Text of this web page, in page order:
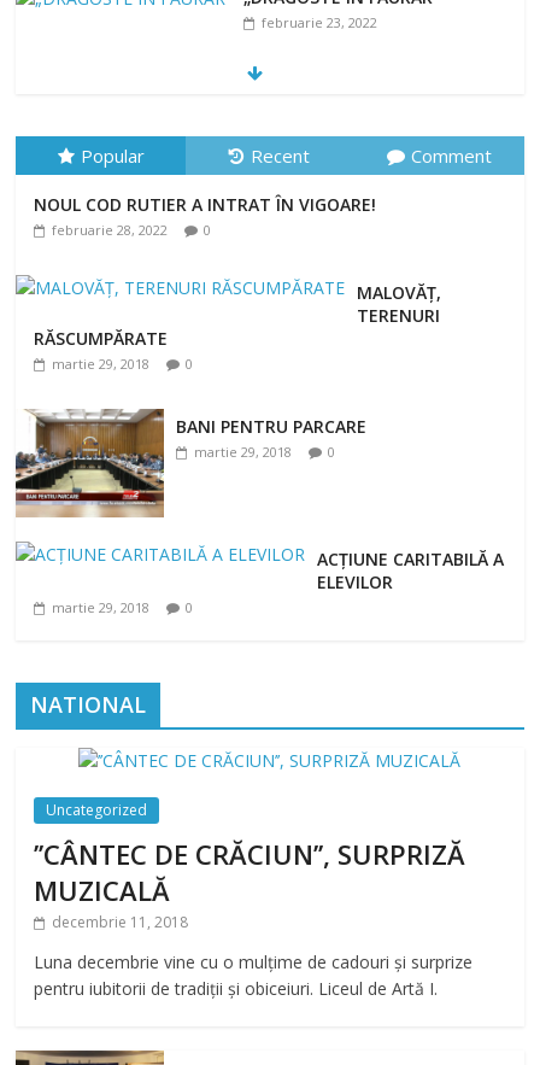
februarie 23, 2022
NOUL COD RUTIER A INTRAT ÎN VIGOARE!
Popular Recent Comment
NOUL COD RUTIER A INTRAT ÎN VIGOARE!
februarie 28, 2022 0
MALOVĂȚ,
TERENURI
RĂSCUMPĂRATE
martie 29, 2018 0
BANI PENTRU PARCARE
martie 29, 2018 0
ACȚIUNE CARITABILĂ A
ELEVILOR
martie 29, 2018 0
NATIONAL
Uncategorized
’’CÂNTEC DE CRĂCIUN’’, SURPRIZĂ
MUZICALĂ
decembrie 11, 2018
Luna decembrie vine cu o mulțime de cadouri și surprize
pentru iubitorii de tradiții și obiceiuri. Liceul de Artă I.